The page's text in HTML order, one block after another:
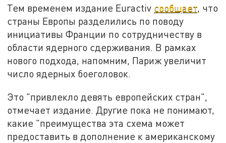
Тем временем издание Euractiv сообщает, что
страны Европы разделились по поводу
инициативы Франции по сотрудничеству в
области ядерного сдерживания. В рамках
нового подхода, напомним, Париж увеличит
число ядерных боеголовок.
Это "привлекло девять европейских стран",
отмечает издание. Другие пока не понимают,
какие "преимущества эта схема может
предоставить в дополнение к американскому